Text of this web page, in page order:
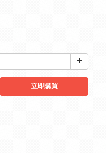
立即購買